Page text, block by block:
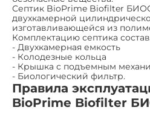
Септик BioPrime Biofilter
двухкамерной
изготавливающейся из
Комплектацию септика
- Двухкамерная емкость
- Колодезные кольца
- Крышка с подъемным
- Биологический фильтр.
Правила
BioPrime Biofilter